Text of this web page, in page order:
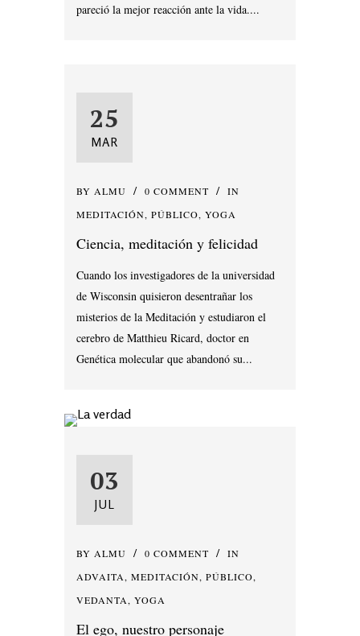
pareció la mejor reacción ante la vida....
25
MAR
BY ALMU 0 COMMENT
IN
MEDITACIÓN, PÚBLICO, YOGA
Ciencia, meditación y felicidad
Cuando los investigadores de la universidad
de Wisconsin quisieron desentrañar los
misterios de la Meditación y estudiaron el
cerebro de Matthieu Ricard, doctor en
Genética molecular que abandonó su...
03
JUL
BY ALMU 0 COMMENT
IN
ADVAITA, MEDITACIÓN, PÚBLICO,
VEDANTA, YOGA
El ego, nuestro personaje